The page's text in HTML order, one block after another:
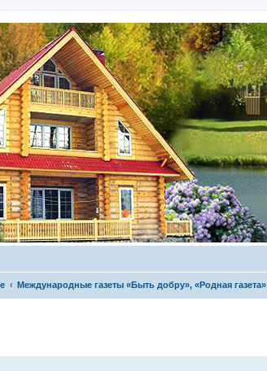
Международные газеты «Быть добру», «Родная